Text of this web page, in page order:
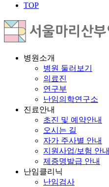
TOP
병원소개
병원 둘러보기
의료진
연구부
난임의학연구소
진료안내
초진 및 예약안내
오시는 길
자가 주사별 안내
지원사업/보험 안내
제증명발급 안내
난임클리닉
난임검사